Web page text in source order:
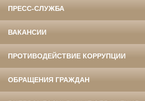
ПРЕСС-СЛУЖБА
ВАКАНСИИ
ПРОТИВОДЕЙСТВИЕ КОРРУПЦИИ
ОБРАЩЕНИЯ ГРАЖДАН